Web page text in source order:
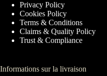
Privacy Policy
Cookies Policy
Terms & Conditions
Claims & Quality Policy
Trust & Compliance
Informations sur la livraison